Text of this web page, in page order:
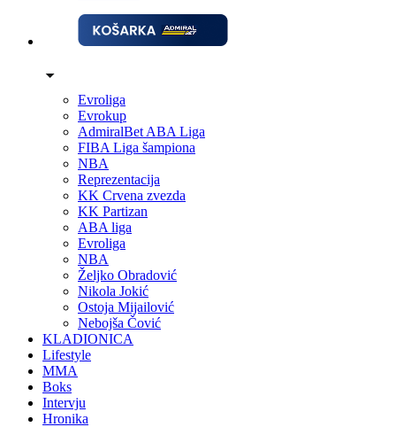
Evroliga
Evrokup
AdmiralBet ABA Liga
FIBA Liga šampiona
NBA
Reprezentacija
KK Crvena zvezda
KK Partizan
ABA liga
Evroliga
NBA
Željko Obradović
Nikola Jokić
Ostoja Mijailović
Nebojša Čović
KLADIONICA
Lifestyle
MMA
Boks
Intervju
Hronika